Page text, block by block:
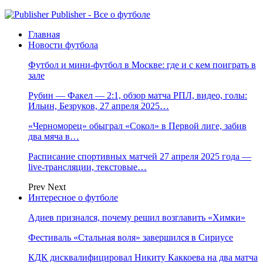
Publisher - Все о футболе
Главная
Новости футбола
Футбол и мини-футбол в Москве: где и с кем поиграть в
зале
Рубин — Факел — 2:1, обзор матча РПЛ, видео, голы:
Ильин, Безруков, 27 апреля 2025…
«Черноморец» обыграл «Сокол» в Первой лиге, забив
два мяча в…
Расписание спортивных матчей 27 апреля 2025 года —
live-трансляции, текстовые…
Prev Next
Интересное о футболе
Адиев признался, почему решил возглавить «Химки»
Фестиваль «Стальная воля» завершился в Сириусе
КДК дисквалифицировал Никиту Каккоева на два матча